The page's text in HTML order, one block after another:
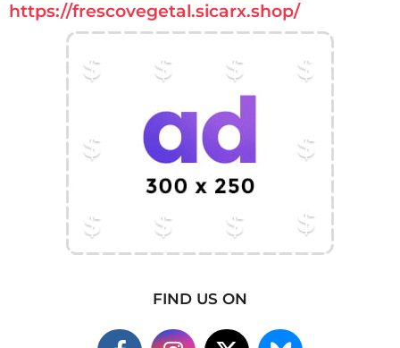
https://frescovegetal.sicarx.shop/
FIND US ON